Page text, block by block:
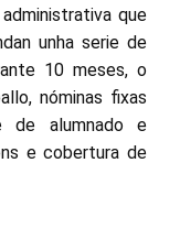
que
unha serie de
10 meses, o
nóminas fixas
de alumnado e
e cobertura de